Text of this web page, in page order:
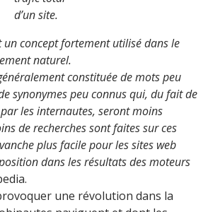
d’un site.
un concept fortement utilisé dans le
naturel.
constituée de mots peu
synonymes peu connus qui, du fait de
les internautes, seront moins
de recherches sont faites sur ces
plus facile pour les sites web
dans les résultats des moteurs
une révolution dans la